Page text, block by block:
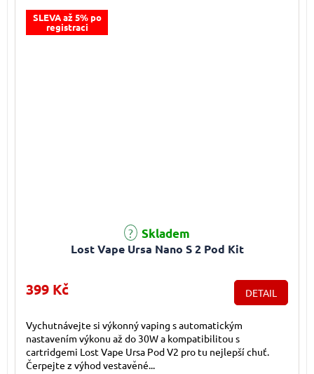
SLEVA až 5% po
registraci
Lost Vape Ursa Nano S 2 Pod Kit
Průměrné hodnocení produktu je 4,9 z 5 hvězdiček.
Skladem
399 Kč DETAIL
Vychutnávejte si výkonný vaping s automatickým
nastavením výkonu až do 30W a kompatibilitou s
cartridgemi Lost Vape Ursa Pod V2 pro tu nejlepší chuť.
Čerpejte z výhod vestavěné...